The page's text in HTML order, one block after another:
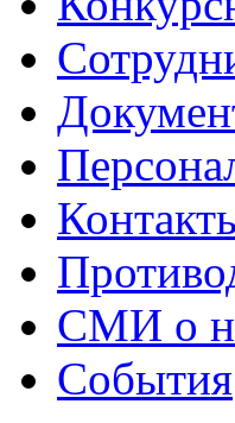
СМИ о
События